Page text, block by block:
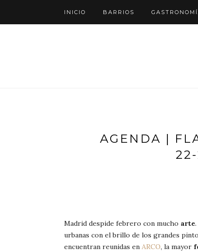
INICIO BARRIOS
AGENDA |
Madrid despide febrero con mucho arte
urbanas con el brillo de los grandes
encuentran reunidas en ARCO, la mayor